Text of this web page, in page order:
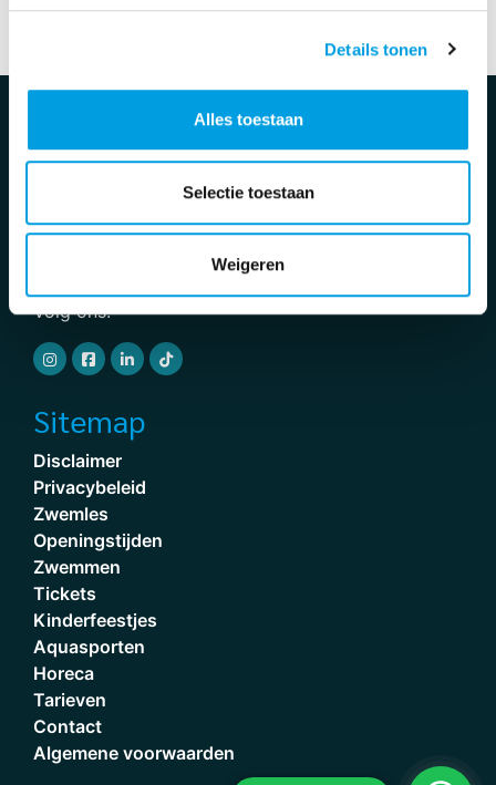
Details tonen
Alles toestaan
Selectie toestaan
Weigeren
De Boetzelaer
0174 - 286610
Volg ons!
Sitemap
Disclaimer
Privacybeleid
Zwemles
Openingstijden
Zwemmen
Tickets
Kinderfeestjes
Aquasporten
Horeca
Tarieven
Contact
Algemene voorwaarden